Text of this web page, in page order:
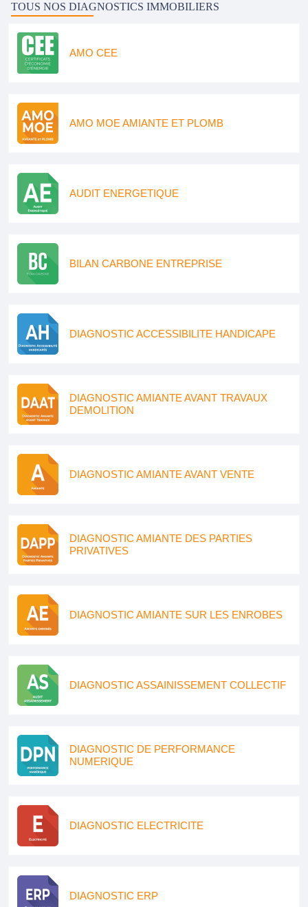
TOUS NOS DIAGNOSTICS IMMOBILIERS
AMO CEE
AMO MOE AMIANTE ET PLOMB
AUDIT ENERGETIQUE
BILAN CARBONE ENTREPRISE
DIAGNOSTIC ACCESSIBILITE HANDICAPE
DIAGNOSTIC AMIANTE AVANT TRAVAUX
DEMOLITION
DIAGNOSTIC AMIANTE AVANT VENTE
DIAGNOSTIC AMIANTE DES PARTIES
PRIVATIVES
DIAGNOSTIC AMIANTE SUR LES ENROBES
DIAGNOSTIC ASSAINISSEMENT COLLECTIF
DIAGNOSTIC DE PERFORMANCE
NUMERIQUE
DIAGNOSTIC ELECTRICITE
DIAGNOSTIC ERP